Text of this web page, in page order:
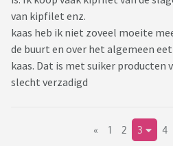
van kipfilet enz.
kaas heb ik niet zoveel moeite
de buurt en over het algemeen
kaas. Dat is met suiker producten
slecht verzadigd
« 1 2 3 4